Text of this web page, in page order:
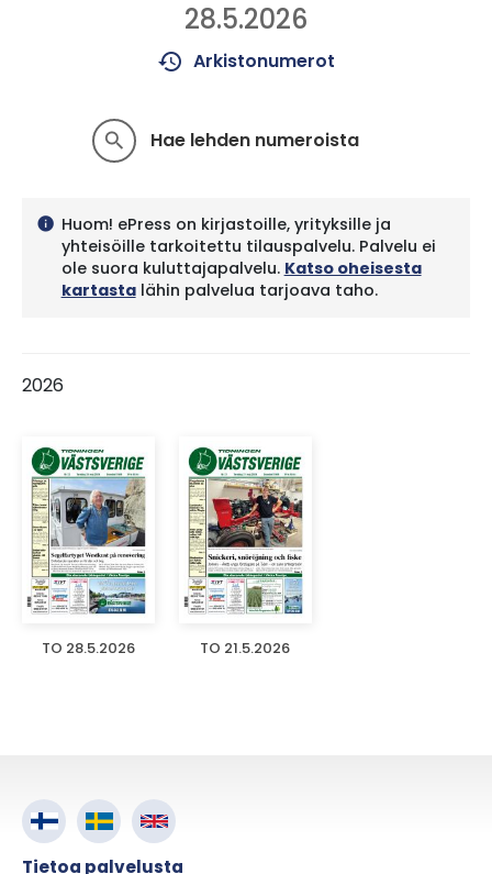
28.5.2026
history Arkistonumerot
search Hae lehden numeroista
info Huom! ePress on kirjastoille, yrityksille ja
yhteisöille tarkoitettu tilauspalvelu. Palvelu ei
ole suora kuluttajapalvelu. Katso oheisesta
kartastalähin palvelua tarjoava taho.
2026
TO 28.5.2026 TO 21.5.2026
Tietoa palvelusta